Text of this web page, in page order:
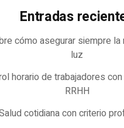
Entradas
cómo asegurar siempre la
luz
horario de trabajadores
RRHH
cotidiana con criterio